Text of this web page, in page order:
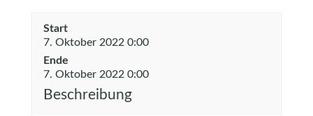
Start
7. Oktober 2022 0:00
Ende
7. Oktober 2022 0:00
Beschreibung